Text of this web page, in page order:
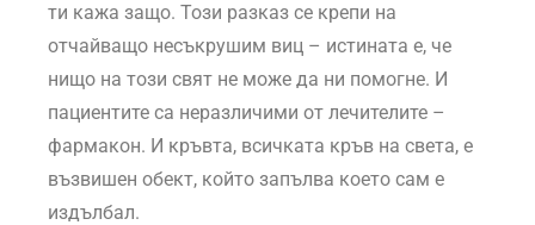
ти кажа защо. Този разказ се крепи на
отчайващо несъкрушим виц – истината е, че
нищо на този свят не може да ни помогне. И
пациентите са неразличими от лечителите –
фармакон. И кръвта, всичката кръв на света, е
възвишен обект, който запълва което сам е
издълбал.